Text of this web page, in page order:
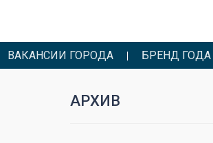
ВАКАНСИИ ГОРОДА БРЕНД ГОДА
АРХИВ